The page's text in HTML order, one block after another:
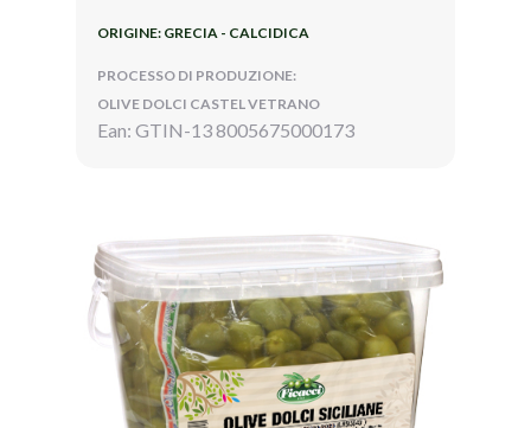
ORIGINE: GRECIA - CALCIDICA
PROCESSO DI PRODUZIONE:
OLIVE DOLCI CASTEL VETRANO
Ean: GTIN-13 8005675000173